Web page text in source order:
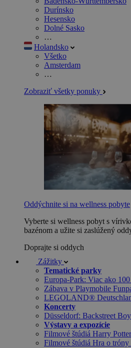
Durínsko
Hesensko
Dolné Sasko
…
Holandsko
Všetko
Amsterdam
…
Zobraziť všetky ponuky
Oddýchnite si na wellness pobyte
Vyberte si wellness pobyt s
bazénom a užite si zaslúžený
Doprajte si oddych
Zážitky
Tematické parky
Europa-Park: Viac ako
Zábava v Playmobile
LEGOLAND®
Koncerty
Düsseldorf: Backstreet
Výstavy a expozície
Filmové štúdiá Harry
Filmové štúdiá Hra o